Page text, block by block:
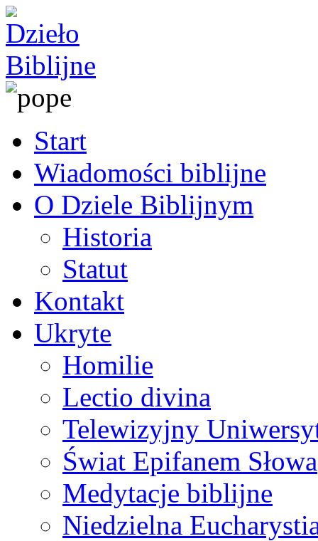
Start
Wiadomości biblijne
O Dziele Biblijnym
Historia
Statut
Kontakt
Ukryte
Homilie
Lectio divina
Telewizyjny
Świat Epifanem Słowa
Medytacje biblijne
Niedzielna